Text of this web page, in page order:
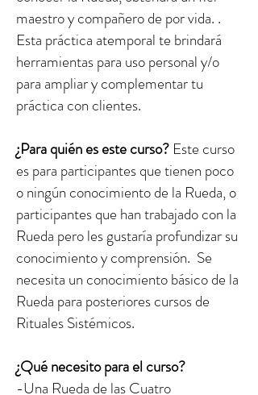
maestro y compañero de por vida. .
Esta práctica atemporal te brindará
herramientas para uso personal y/o
para ampliar y complementar tu
práctica con clientes.
¿Para quién es este curso? Este curso
es para participantes que tienen poco
o ningún conocimiento de la Rueda, o
participantes que han trabajado con la
Rueda pero les gustaría profundizar su
conocimiento y comprensión. Se
necesita un conocimiento básico de la
Rueda para posteriores cursos de
Rituales Sistémicos.
¿Qué necesito para el curso?
-Una Rueda de las Cuatro